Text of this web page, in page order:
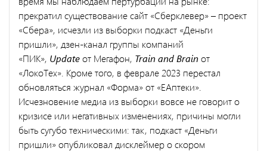
прекратил существование сайт «Сберклевер» – проект
«Сбера», исчезли из выборки подкаст «Деньги
пришли», дзен-канал группы компаний
«ПИК», Updateот Мегафон, Train and Brainот
«ЛокоТех». Кроме того, в феврале 2023 перестал
обновляться журнал «Форма» от «ЕАптеки».
Исчезновение медиа из выборки вовсе не говорит о
кризисе или негативных изменениях, причины могли
быть сугубо техническими: так, подкаст «Деньги
пришли» опубликовал дисклеймер о скором